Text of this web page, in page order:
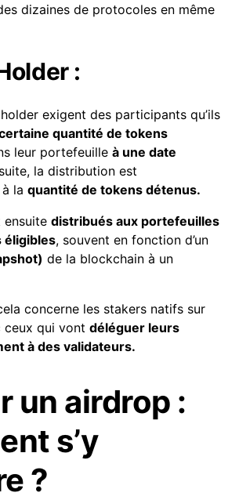
dizaines de protocoles en même
:
exigent des participants qu’ils
quantité de tokens
leur portefeuille à une date
la distribution est
la quantité de tokens détenus.
ensuite distribués aux portefeuilles
éligibles, souvent en fonction d’un
) de la blockchain à un
concerne les stakers natifs sur
ceux qui vont déléguer leurs
à des validateurs.
un airdrop :
s’y
?